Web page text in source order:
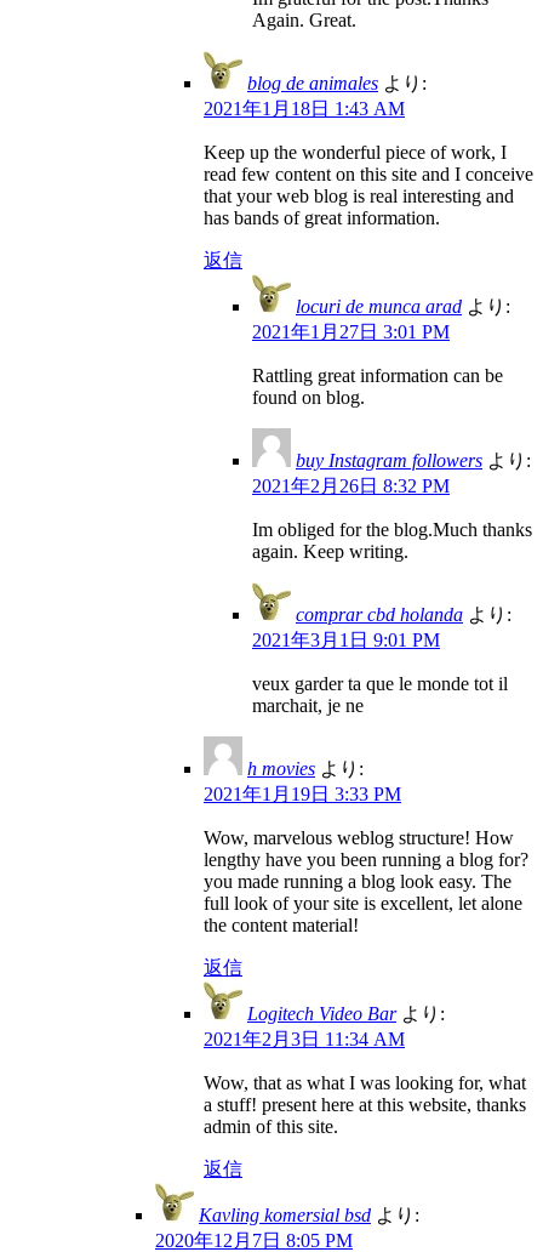
Again. Great.
blog de animales より:
2021年1月18日 1:43 AM
Keep up the wonderful piece of work, I
read few content on this site and I conceive
that your web blog is real interesting and
has bands of great information.
返信
locuri de munca arad より:
2021年1月27日 3:01 PM
Rattling great information can be
found on blog.
buy Instagram followers より:
2021年2月26日 8:32 PM
Im obliged for the blog.Much thanks
again. Keep writing.
comprar cbd holanda より:
2021年3月1日 9:01 PM
veux garder ta que le monde tot il
marchait, je ne
h movies より:
2021年1月19日 3:33 PM
Wow, marvelous weblog structure! How
lengthy have you been running a blog for?
you made running a blog look easy. The
full look of your site is excellent, let alone
the content material!
返信
Logitech Video Bar より:
2021年2月3日 11:34 AM
Wow, that as what I was looking for, what
a stuff! present here at this website, thanks
admin of this site.
返信
Kavling komersial bsd より:
2020年12月7日 8:05 PM